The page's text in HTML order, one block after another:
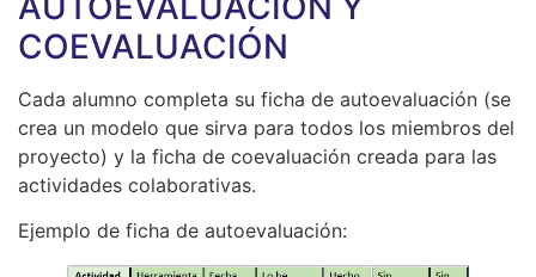
COEVALUACIÓN
Cada alumno completa su ficha de autoevaluación (se
crea un modelo que sirva para todos los miembros del
proyecto) y la ficha de coevaluación creada para las
actividades colaborativas.
Ejemplo de ficha de autoevaluación: